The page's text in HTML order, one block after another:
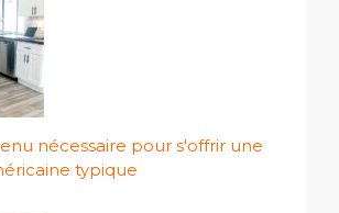
nécessaire pour s'offrir une
typique